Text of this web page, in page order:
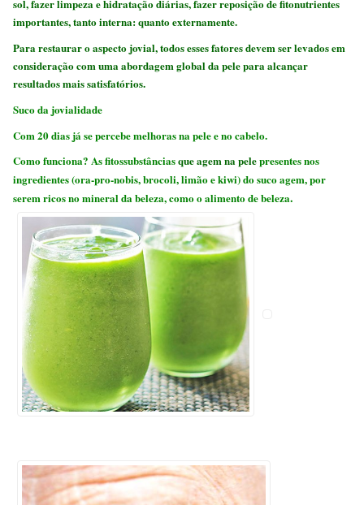
sol, fazer limpeza e hidratação diárias, fazer reposição de fitonutrientes
importantes, tanto interna: quanto externamente.
Para restaurar o aspecto jovial, todos esses fatores devem ser levados em
consideração com uma abordagem global da pele para alcançar
resultados mais satisfatórios.
Suco da jovialidade
Com 20 dias já se percebe melhoras na pele e no cabelo.
Como funciona? As fitossubstânciasque agem na pelepresentes nos
ingredientes (ora-pro-nobis, brocoli, limão e kiwi) do suco agem, por
serem ricos no mineral da beleza, como o alimento de beleza.